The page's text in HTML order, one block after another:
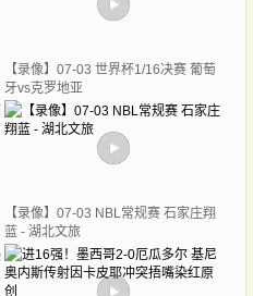
【录像】07-03 世界杯1/16决赛 葡萄
牙vs克罗地亚
【录像】07-03 NBL常规赛 石家庄翔
蓝 - 湖北文旅